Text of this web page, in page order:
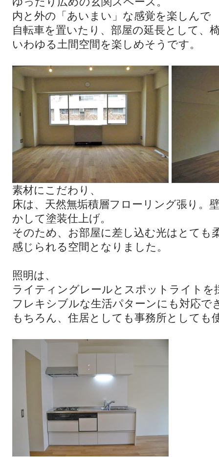
内と外の「あいまい」な感覚を楽しんで
自転車を置いたり、部屋の延長として、
いわゆる土間空間を楽しめそうです。
素材にこだわり、
床は、天然無垢積層フローリング張り。
かして塗装仕上げ。
そのため、お部屋に差し込む光はとても
感じられる空間となりました。
照明は、
ライティングレールとスポットライトを
フレキシブルな生活パターンにも対応で
もちろん、住居としても事務所としても